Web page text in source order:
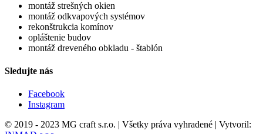
montáž strešných okien
montáž odkvapových systémov
rekonštrukcia komínov
opláštenie budov
montáž dreveného obkladu - štablón
Sledujte nás
Facebook
Instagram
© 2019 - 2023 MG craft s.r.o. | Všetky práva vyhradené | Vytvoril: